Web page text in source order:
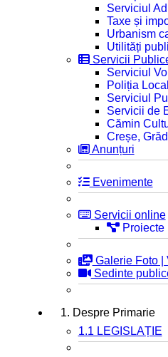
Serviciul
Taxe și
Urbanism
Utilități
Servicii
Serviciul
Poliția
Serviciul
Servicii de
Cămin
Creșe,
Anunțuri
Evenimente
Servicii online
Proiecte
Galerie Foto |
Sedinte
1. Despre Primarie
1.1 LEGISLAȚIE